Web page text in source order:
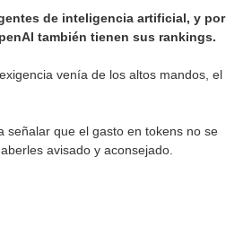
de inteligencia artificial, y por
también tienen sus rankings.
venía de los altos mandos, el
señalar que el gasto en tokens no se
avisado y aconsejado.